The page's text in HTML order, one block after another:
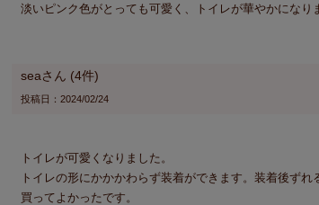
淡いピンク色がとっても可愛く、トイレが華やかにな
sea 4
投稿日 2024/02/24
トイレが可愛くなりました。
トイレの形にかかかわらず装着ができます。装着後ずれ
買ってよかったです。